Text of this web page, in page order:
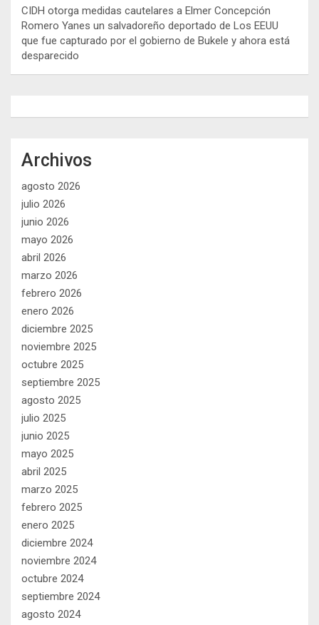
CIDH otorga medidas cautelares a Elmer Concepción
Romero Yanes un salvadoreño deportado de Los EEUU
que fue capturado por el gobierno de Bukele y ahora está
desparecido
Archivos
agosto 2026
julio 2026
junio 2026
mayo 2026
abril 2026
marzo 2026
febrero 2026
enero 2026
diciembre 2025
noviembre 2025
octubre 2025
septiembre 2025
agosto 2025
julio 2025
junio 2025
mayo 2025
abril 2025
marzo 2025
febrero 2025
enero 2025
diciembre 2024
noviembre 2024
octubre 2024
septiembre 2024
agosto 2024